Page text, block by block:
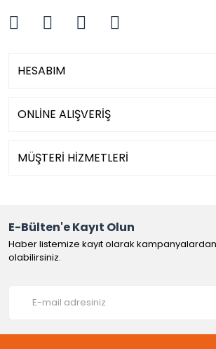
HESABIM
ONLİNE ALIŞVERİŞ
MÜŞTERİ HİZMETLERİ
E-Bülten'e Kayıt Olun
Haber listemize kayıt olarak
olabilirsiniz.